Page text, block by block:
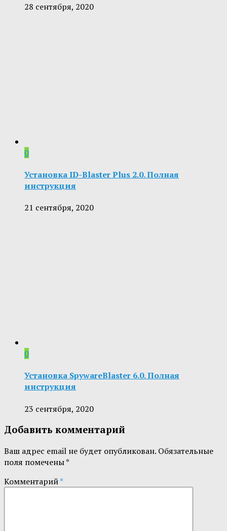
28 сентября, 2020
0
Установка ID-Blaster Plus 2.0. Полная
инструкция
21 сентября, 2020
0
Установка SpywareBlaster 6.0. Полная
инструкция
23 сентября, 2020
Добавить комментарий
Ваш адрес email не будет опубликован. Обязательные
поля помечены*
Комментарий*